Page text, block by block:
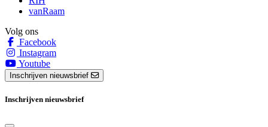
vanRaam
Volg ons
Facebook
Instagram
Youtube
Inschrijven nieuwsbrief
Inschrijven nieuwsbrief